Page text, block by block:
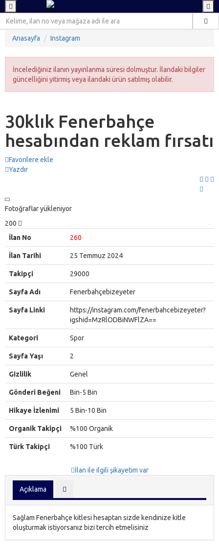
Anasayfa Instagram
İncelediğiniz ilanın yayınlanma süresi dolmuştur. İlandaki bilgiler
güncelliğini yitirmiş veya ilandaki ürün satılmış olabilir.
30klık Fenerbahçe
hesabından reklam fırsatı
Favorilere ekle
Yazdır
Fotoğraflar yükleniyor
200
İlan No
260
İlan Tarihi 25 Temmuz 2024
Takipçi 29000
Sayfa Adı Fenerbahçebizeyeter
Sayfa Linki
https://instagram.com/fenerbahcebizeyeter?
igshid=MzRlODBiNWFlZA==
Kategori Spor
Sayfa Yaşı 2
Gizlilik Genel
Gönderi Beğeni Bin-5 Bin
Hikaye İzlenimi 5 Bin-10 Bin
Organik Takipçi %100 Organik
Türk Takipçi %100 Türk
İlan ile ilgili şikayetim var
Açıklama
Sağlam Fenerbahçe kitlesi hesaptan sizde kendinize kitle
oluşturmak istiyorsanız bizi tercih etmelisiniz